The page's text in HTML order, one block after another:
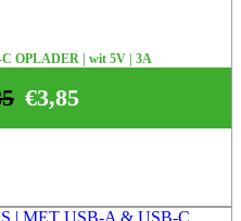
C OPLADER | wit 5V | 3A
€3,85